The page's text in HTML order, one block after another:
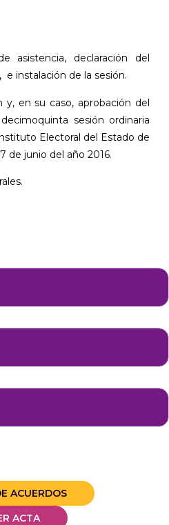
asistencia, declaración del
instalación de la sesión.
y, en su caso, aprobación del
sesión ordinaria
Electoral del Estado de
de junio del año 2016.
ACUERDOS
ACTA